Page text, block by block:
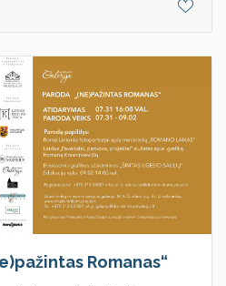
Romanas“